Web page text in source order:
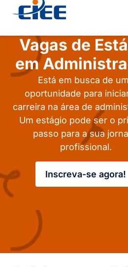
Vagas de
em
Está em busca de
oportunidade para
carreira na área de
Um estágio pode ser o
passo para a sua
profissional.
Inscreva-se agora!